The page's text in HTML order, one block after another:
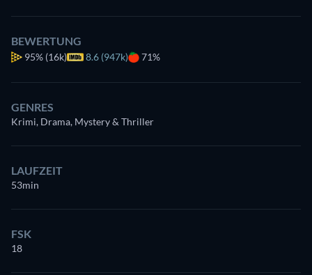
BEWERTUNG
95% (16k) 8.6 (947k) 71%
GENRES
Krimi, Drama, Mystery & Thriller
LAUFZEIT
53min
FSK
18